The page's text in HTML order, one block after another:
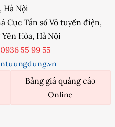
Hà Nội
Cục Tần số Vô tuyến điện,
Hòa, Hà Nội
0936 55 99 55
Bảng giá quảng cáo
Online